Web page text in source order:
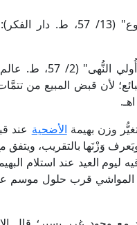
وقال الإمام النووي الشافعي
وقال العلَّامة
لأن قبض المبيع من
وزن بهيمة الأضحية عند
وَزْنَها بالتقريب، ويتفق
ليوم العيد عند استلام
قرب حلول موسم